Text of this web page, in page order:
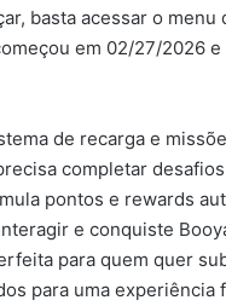
basta acessar o
em 02/27/2026
de recarga e
completar
pontos e rewards
e conquiste
para quem quer
para uma